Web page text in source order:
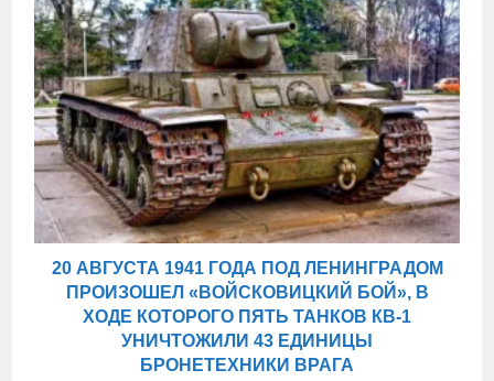
20 АВГУСТА 1941 ГОДА ПОД ЛЕНИНГРАДОМ
ПРОИЗОШЕЛ «ВОЙСКОВИЦКИЙ БОЙ», В
ХОДЕ КОТОРОГО ПЯТЬ ТАНКОВ КВ-1
УНИЧТОЖИЛИ 43 ЕДИНИЦЫ
БРОНЕТЕХНИКИ ВРАГА